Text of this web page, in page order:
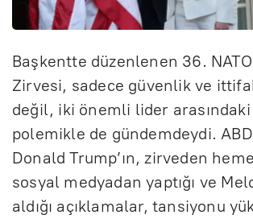
Başkentte düzenlenen 36.
Zirvesi, sadece güvenlik ve
değil, iki önemli lider
polemikle de gündemdeydi. ABD
Donald Trump’ın, zirveden
sosyal medyadan yaptığı ve
aldığı açıklamalar, tansiyonu